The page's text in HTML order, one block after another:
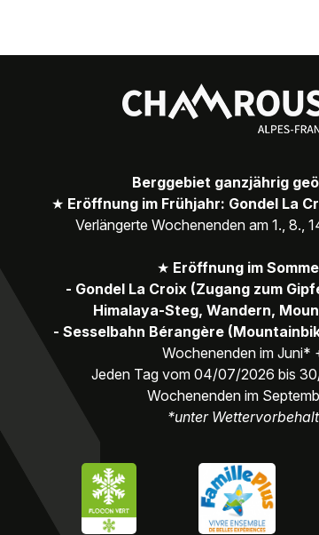
Berggebiet ganzjährig
★ Eröffnung im Frühjahr: Gondel La
Verlängerte Wochenenden am 1., 8.,
★ Eröffnung im
- Gondel La Croix (Zugang zum
Himalaya-Steg, Wandern,
- Sesselbahn Bérangère
Wochenenden im Juni*
Jeden Tag vom 04/07/2026 bis
Wochenenden im
*unter Wettervorbehalt